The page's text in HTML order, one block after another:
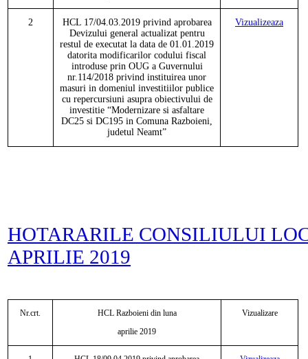
2 HCL 17/04.03.2019 privind aprobarea
Devizului general actualizat pentru
restul de executat la data de 01.01.2019
datorita modificarilor codului fiscal
introduse prin OUG a Guvernului
nr.114/2018 privind instituirea unor
masuri in domeniul investitiilor publice
cu repercursiuni asupra obiectivului de
investitie “Modernizare si asfaltare
DC25 si DC195 in Comuna Razboieni,
judetul Neamt”
Vizualizeaza
HOTARARILE CONSILIULUI
APRILIE 2019
Nr.crt.
HCL Razboieni din luna
aprilie 2019
Vizualizare